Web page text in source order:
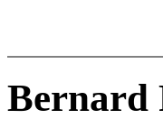
Bernard